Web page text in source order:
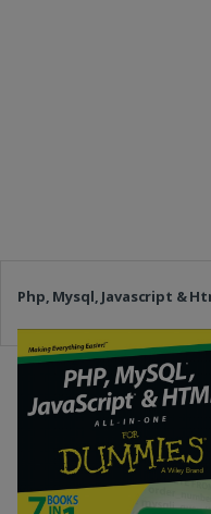
Php, Mysql, Javascript &